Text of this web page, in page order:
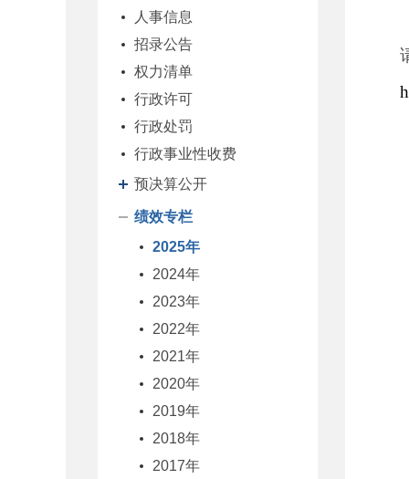
人事信息
招录公告
权力清单
行政许可
行政处罚
行政事业性收费
预决算公开
绩效专栏
2025年
2024年
2023年
2022年
2021年
2020年
2019年
2018年
2017年